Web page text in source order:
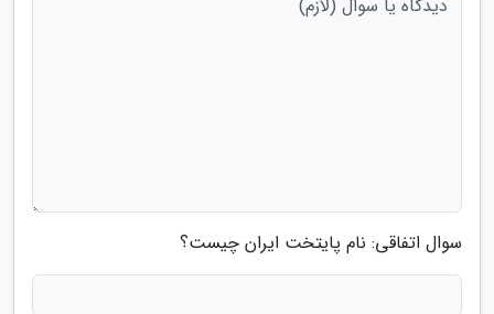
سوال اتفاقی: نام پایتخت ایران چیست؟